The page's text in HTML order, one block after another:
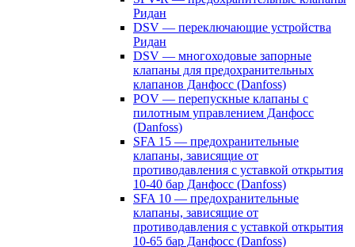
Ридан
DSV — переключающие устройства
Ридан
DSV — многоходовые запорные
клапаны для предохранительных
клапанов Данфосс (Danfoss)
POV — перепускные клапаны с
пилотным управлением Данфосс
(Danfoss)
SFA 15 — предохранительные
клапаны, зависящие от
противодавления с уставкой открытия
10-40 бар Данфосс (Danfoss)
SFA 10 — предохранительные
клапаны, зависящие от
противодавления с уставкой открытия
10-65 бар Данфосс (Danfoss)